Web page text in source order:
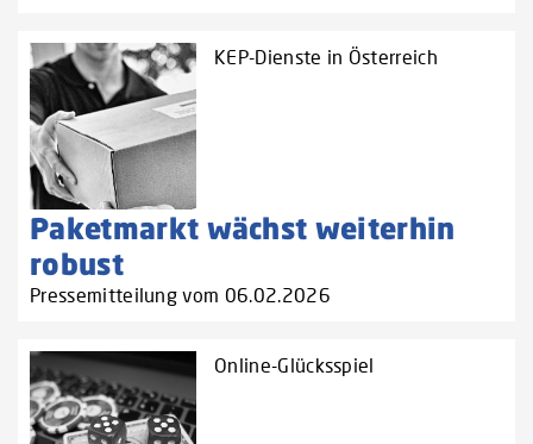
KEP-Dienste in Österreich
Paketmarkt wächst weiterhin
robust
Pressemitteilung vom 06.02.2026
Online-Glücksspiel